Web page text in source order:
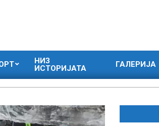
НИЗ
ИСТОРИЈАТА
ГАЛЕРИЈА